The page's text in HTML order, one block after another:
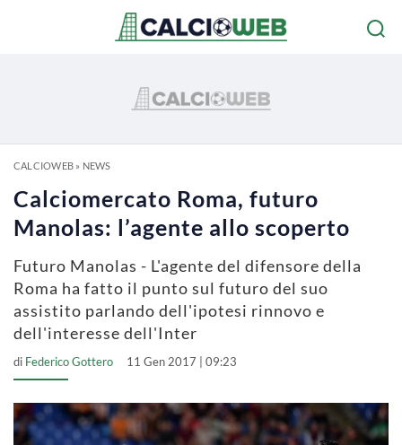
CALCIOWEB» NEWS
Calciomercato Roma, futuro
Manolas: l’agente allo scoperto
Futuro Manolas - L'agente del difensore della
Roma ha fatto il punto sul futuro del suo
assistito parlando dell'ipotesi rinnovo e
dell'interesse dell'Inter
di Federico Gottero 11 Gen 2017 | 09:23